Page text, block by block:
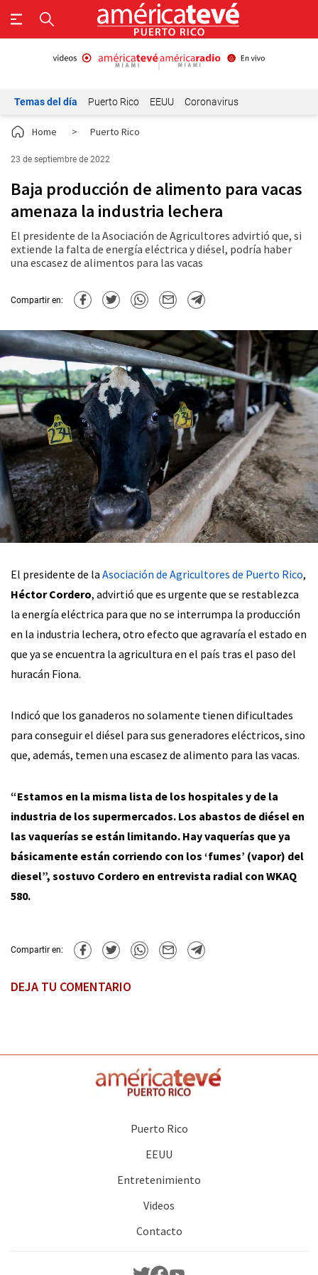
Temas del día Puerto Rico EEUU Coronavirus
Home > Puerto Rico
23 de septiembre de 2022
Baja producción de alimento para vacas
amenaza la industria lechera
El presidente de la Asociación de Agricultores advirtió que, si
extiende la falta de energía eléctrica y diésel, podría haber
una escasez de alimentos para las vacas
Compartir en:
El presidente de la Asociación de Agricultores de Puerto Rico,
Héctor Cordero, advirtió que es urgente que se restablezca
la energía eléctrica para que no se interrumpa la producción
en la industria lechera, otro efecto que agravaría el estado en
que ya se encuentra la agricultura en el país tras el paso del
huracán Fiona.
Indicó que los ganaderos no solamente tienen dificultades
para conseguir el diésel para sus generadores eléctricos, sino
que, además, temen una escasez de alimento para las vacas.
“Estamos en la misma lista de los hospitales y de la
industria de los supermercados. Los abastos de diésel en
las vaquerías se están limitando. Hay vaquerías que ya
básicamente están corriendo con los ‘fumes’ (vapor) del
diesel”, sostuvo Cordero en entrevista radial con WKAQ
580.
Compartir en:
DEJA TU COMENTARIO
Puerto Rico
EEUU
Entretenimiento
Videos
Contacto